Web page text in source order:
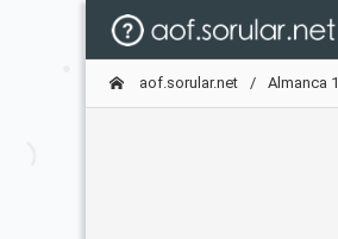
aof.sorular.net Almanca 1